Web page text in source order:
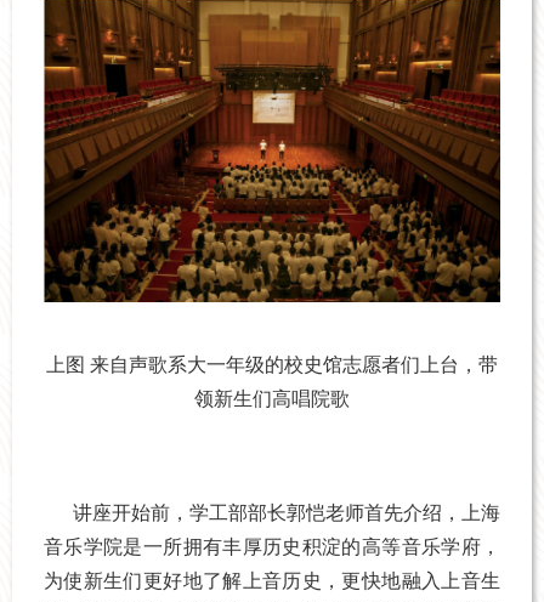
上图 来自声歌系大一年级的校史馆志愿者们上台，带
领新生们高唱院歌
讲座开始前，学工部部长郭恺老师首先介绍，上海
音乐学院是一所拥有丰厚历史积淀的高等音乐学府，
为使新生们更好地了解上音历史，更快地融入上音生